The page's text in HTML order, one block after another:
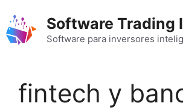
contenido
Software Trading
Software para inversores
fintech y